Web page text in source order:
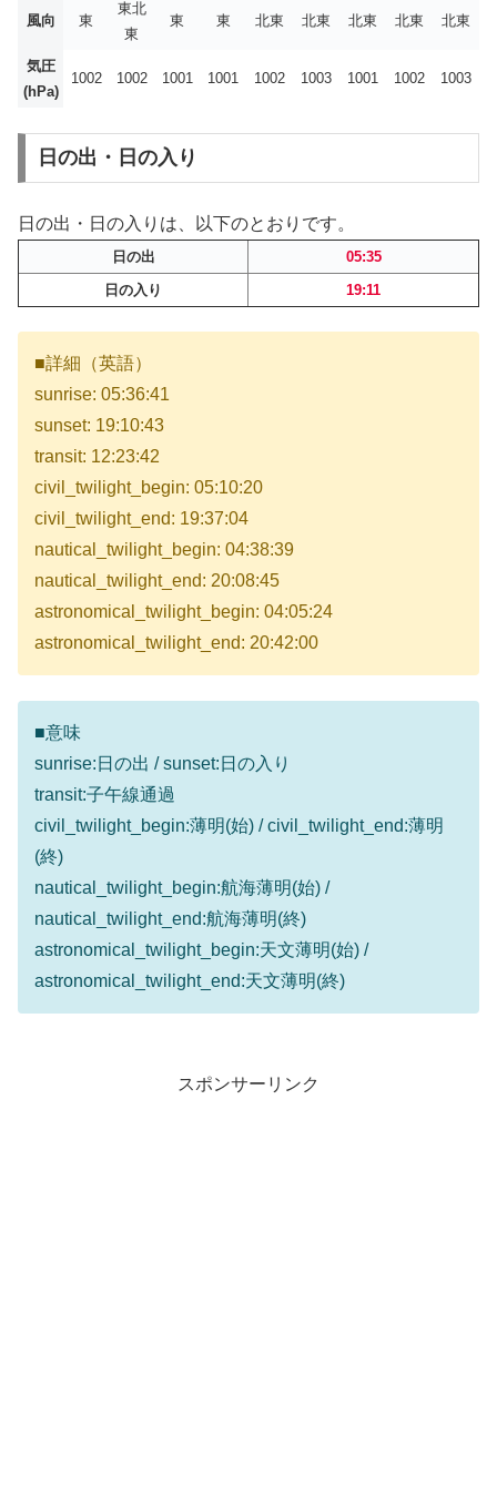
風向 東
東北
東
東 東 北東 北東 北東 北東 北東
気圧
(hPa)
1002 1002 1001 1001 1002 1003 1001 1002 1003
日の出・日の入り
日の出・日の入りは、以下のとおりです。
日の出
05:35
日の入り
19:11
■詳細（英語）
sunrise: 05:36:41
sunset: 19:10:43
transit: 12:23:42
civil_twilight_begin: 05:10:20
civil_twilight_end: 19:37:04
nautical_twilight_begin: 04:38:39
nautical_twilight_end: 20:08:45
astronomical_twilight_begin: 04:05:24
astronomical_twilight_end: 20:42:00
■意味
sunrise:日の出 / sunset:日の入り
transit:子午線通過
civil_twilight_begin:薄明(始) / civil_twilight_end:薄明
(終)
nautical_twilight_begin:航海薄明(始) /
nautical_twilight_end:航海薄明(終)
astronomical_twilight_begin:天文薄明(始) /
astronomical_twilight_end:天文薄明(終)
スポンサーリンク